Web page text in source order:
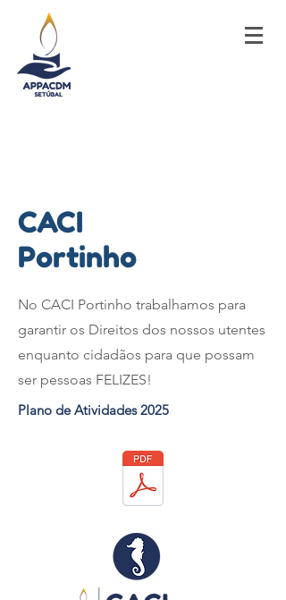
CACI
Portinho
No CACI Portinho trabalhamos para
garantir os Direitos dos nossos utentes
enquanto cidadãos para que possam
ser pessoas FELIZES!
Plano de Atividades 2025